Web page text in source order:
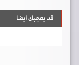
قد يعجبك ايضا